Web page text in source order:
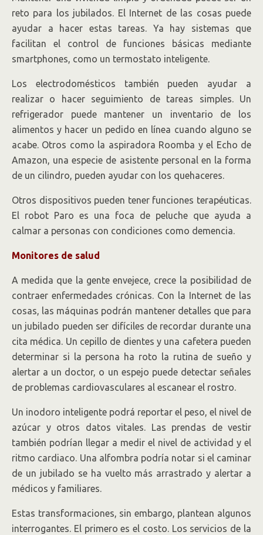
reto para los jubilados. El Internet de las cosas puede
ayudar a hacer estas tareas. Ya hay sistemas que
facilitan el control de funciones básicas mediante
smartphones, como un termostato inteligente.
Los electrodomésticos también pueden ayudar a
realizar o hacer seguimiento de tareas simples. Un
refrigerador puede mantener un inventario de los
alimentos y hacer un pedido en línea cuando alguno se
acabe. Otros como la aspiradora Roomba y el Echo de
Amazon, una especie de asistente personal en la forma
de un cilindro, pueden ayudar con los quehaceres.
Otros dispositivos pueden tener funciones terapéuticas.
El robot Paro es una foca de peluche que ayuda a
calmar a personas con condiciones como demencia.
Monitores de salud
A medida que la gente envejece, crece la posibilidad de
contraer enfermedades crónicas. Con la Internet de las
cosas, las máquinas podrán mantener detalles que para
un jubilado pueden ser difíciles de recordar durante una
cita médica. Un cepillo de dientes y una cafetera pueden
determinar si la persona ha roto la rutina de sueño y
alertar a un doctor, o un espejo puede detectar señales
de problemas cardiovasculares al escanear el rostro.
Un inodoro inteligente podrá reportar el peso, el nivel de
azúcar y otros datos vitales. Las prendas de vestir
también podrían llegar a medir el nivel de actividad y el
ritmo cardiaco. Una alfombra podría notar si el caminar
de un jubilado se ha vuelto más arrastrado y alertar a
médicos y familiares.
Estas transformaciones, sin embargo, plantean algunos
interrogantes. El primero es el costo. Los servicios de la